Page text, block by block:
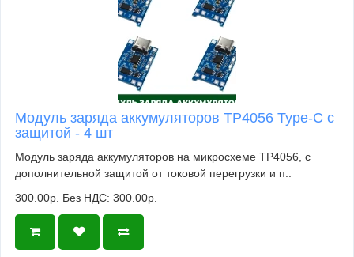
Модуль заряда аккумуляторов TP4056 Type-C с
защитой - 4 шт
Модуль заряда аккумуляторов на микросхеме TP4056, с
дополнительной защитой от токовой перегрузки и п..
300.00р. Без НДС: 300.00р.